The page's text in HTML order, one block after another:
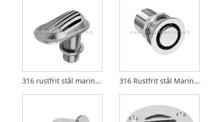
316 rustfrit stål marineindsugningssi 316 Rustfrit stål Marine Tank Vent